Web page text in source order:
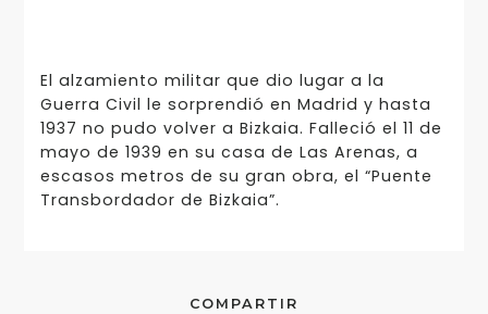
El alzamiento militar que dio lugar a la
Guerra Civil le sorprendió en Madrid y hasta
1937 no pudo volver a Bizkaia. Falleció el 11 de
mayo de 1939 en su casa de Las Arenas, a
escasos metros de su gran obra, el “Puente
Transbordador de Bizkaia”.
COMPARTIR